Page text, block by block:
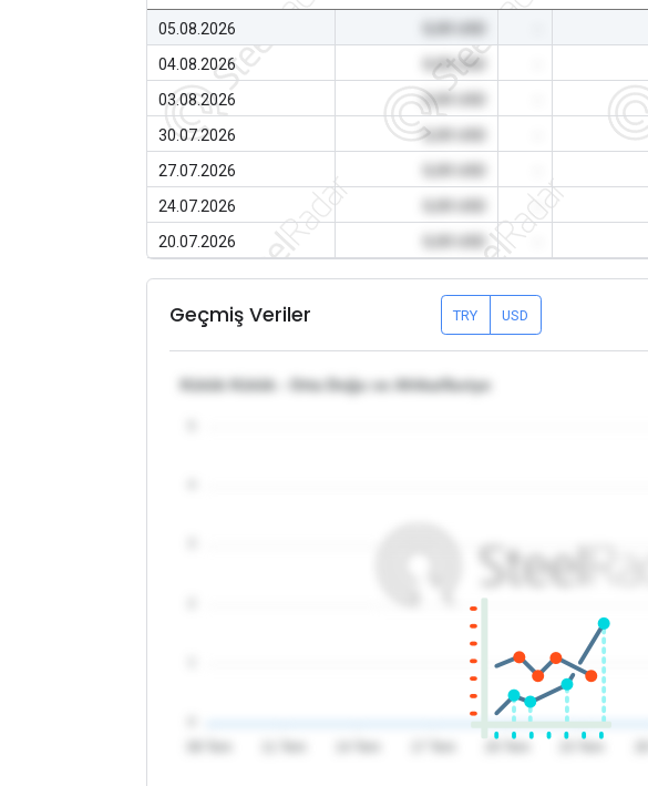
05.08.2026
04.08.2026
0,00 USD
03.08.2026
0,00 USD
30.07.2026
0,00 USD
27.07.2026
24.07.2026
-
20.07.2026
Geçmiş Veriler TRY USD
Kütük Kütük - Orta Doğu ve Afrika/Suriye